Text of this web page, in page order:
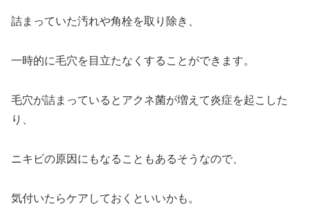
詰まっていた汚れや角栓を取り除き、
一時的に毛穴を目立たなくすることができます。
毛穴が詰まっているとアクネ菌が増えて炎症を起こした
り、
ニキビの原因にもなることもあるそうなので、
気付いたらケアしておくといいかも。